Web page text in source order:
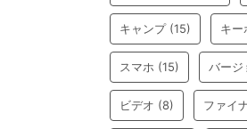
キャンプ(15) キー
スマホ (15) バージ
ビデオ (8) ファイ